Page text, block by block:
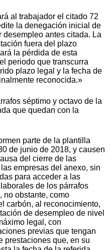
al trabajador el citado 72
la denegación inicial de
desempleo antes citada. La
fuera del plazo
la pérdida de esta
periodo que transcurra
plazo legal y la fecha de
reconocida.»
séptimo y octavo de la
que quedan con la
parte de la plantilla
de junio de 2018, y causen
del cierre de las
empresas del anexo, sin
para acceder a las
de los párrafos
no obstante, como
carbón, al reconocimiento,
de desempleo de nivel
legal, con
previas que tengan
prestaciones que, en su